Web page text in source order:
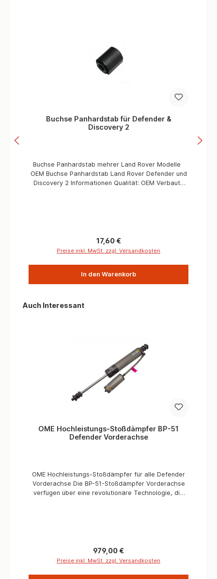
Buchse Panhardstab für Defender &
Discovery 2
Buchse Panhardstab mehrer Land Rover Modelle
OEM Buchse Panhardstab Land Rover Defender und
Discovery 2 Informationen Qualität: OEM Verbaute
Regulärer Preis:
17,60 €
Preise inkl. MwSt. zzgl. Versandkosten
In den Warenkorb
Produktgalerie überspringen
Auch Interessant
OME Hochleistungs-Stoßdämpfer BP-51
Defender Vorderachse
OME Hochleistungs-Stoßdämpfer für alle Defender
Vorderachse Die BP-51-Stoßdämpfer Vorderachse
verfügen über eine revolutionäre Technologie, die
gerecht zu werden. Sie können Ihren Defender auf
verschiedenste Anforderungen und
einen deutlich besseren Fahrkomfort auf der Straße,
Regulärer Preis:
979,00 €
Preise inkl. MwSt. zzgl. Versandkosten